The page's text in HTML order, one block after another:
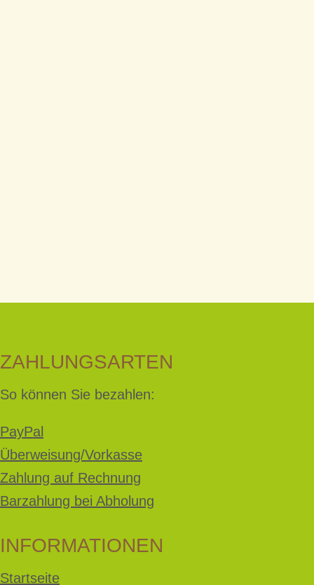
ZAHLUNGSARTEN
So können Sie bezahlen:
PayPal
Überweisung/Vorkasse
Zahlung auf Rechnung
Barzahlung bei Abholung
INFORMATIONEN
Startseite